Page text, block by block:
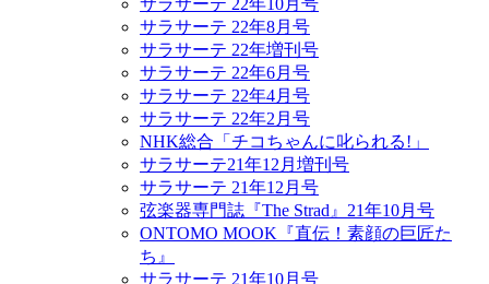
サラサーテ 22年10月号
サラサーテ 22年8月号
サラサーテ 22年増刊号
サラサーテ 22年6月号
サラサーテ 22年4月号
サラサーテ 22年2月号
NHK総合「チコちゃんに叱られる!」
サラサーテ21年12月増刊号
サラサーテ 21年12月号
弦楽器専門誌『The Strad』21年10月号
ONTOMO MOOK『直伝！素顔の巨匠た
ち』
サラサーテ 21年10月号